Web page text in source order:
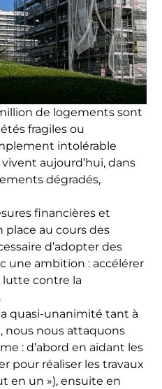
de logements sont
fragiles ou
intolérable
aujourd’hui, dans
dégradés,
financières et
place au cours des
d’adopter des
une ambition : accélérer
lutte contre la
quasi-unanimité tant à
nous nous attaquons
: d’abord en aidant les
pour réaliser les travaux
en un »), ensuite en